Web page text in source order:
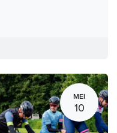
MEI
10